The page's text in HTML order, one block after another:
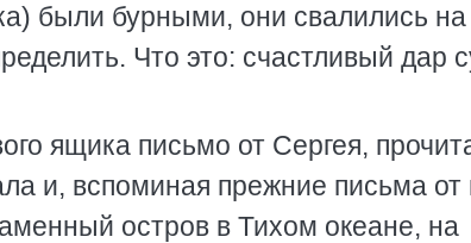
были бурными, они свалились на
Что это: счастливый дар
ящика письмо от Сергея,
и, вспоминая прежние письма от
остров в Тихом океане, на